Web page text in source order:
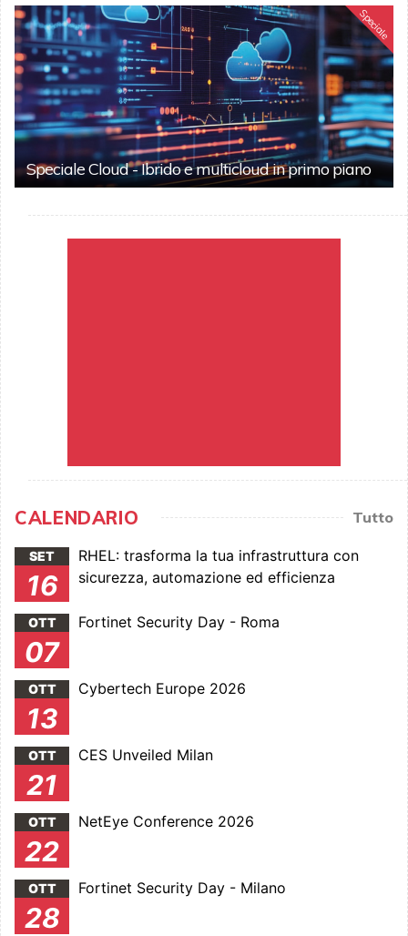
Speciale
Speciale Cloud - Ibrido e multicloud in primo piano
CALENDARIO Tutto
SET
16
RHEL: trasforma la tua infrastruttura con
sicurezza, automazione ed efficienza
OTT
07
Fortinet Security Day - Roma
OTT
13
Cybertech Europe 2026
OTT
21
CES Unveiled Milan
OTT
22
NetEye Conference 2026
OTT
28
Fortinet Security Day - Milano